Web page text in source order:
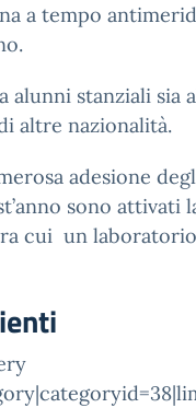
a tempo
alunni stanziali
altre nazionalità.
adesione
sono
cui un